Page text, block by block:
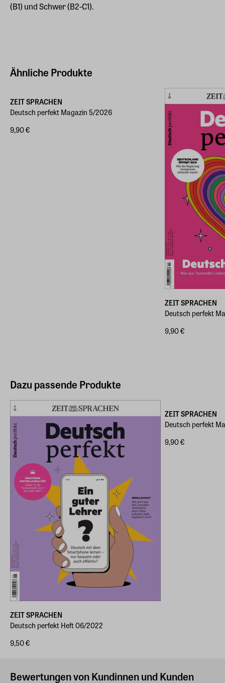
(B1) und Schwer (B2-C1).
Ähnliche Produkte
ZEIT SPRACHEN
Deutsch perfekt Magazin 5/2026
9,90 €
ZEIT SPRACHEN
Deutsch perfekt
9,90 €
Dazu passende Produkte
ZEIT SPRACHEN
Deutsch perfekt Heft 06/2022
9,50 €
ZEIT SPRACHEN
Deutsch perfekt
9,90 €
Bewertungen von Kundinnen und Kunden